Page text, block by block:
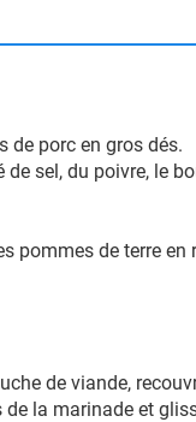
de porc en gros dés.
sel, du poivre, le
pommes de terre
de viande,
la marinade et